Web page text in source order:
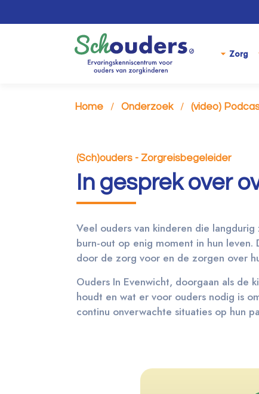
Zorg
Home Onderzoek (video)
(Sch)ouders - Zorgreisbegeleider
In gesprek over
Veel ouders van kinderen die
burn-out op enig moment in hun
door de zorg voor en de zorgen over
Ouders In Evenwicht, doorgaan als de
houdt en wat er voor ouders nodig is
continu onverwachte situaties op hun